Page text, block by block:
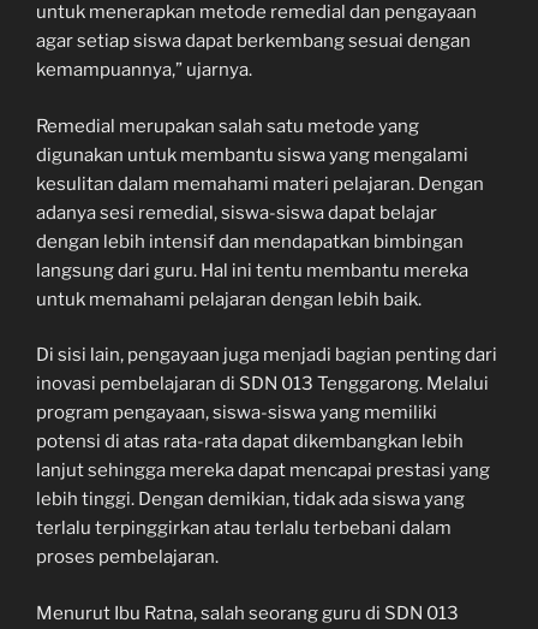
untuk menerapkan metode remedial dan pengayaan
agar setiap siswa dapat berkembang sesuai dengan
kemampuannya,” ujarnya.
Remedial merupakan salah satu metode yang
digunakan untuk membantu siswa yang mengalami
kesulitan dalam memahami materi pelajaran. Dengan
adanya sesi remedial, siswa-siswa dapat belajar
dengan lebih intensif dan mendapatkan bimbingan
langsung dari guru. Hal ini tentu membantu mereka
untuk memahami pelajaran dengan lebih baik.
Di sisi lain, pengayaan juga menjadi bagian penting dari
inovasi pembelajaran di SDN 013 Tenggarong. Melalui
program pengayaan, siswa-siswa yang memiliki
potensi di atas rata-rata dapat dikembangkan lebih
lanjut sehingga mereka dapat mencapai prestasi yang
lebih tinggi. Dengan demikian, tidak ada siswa yang
terlalu terpinggirkan atau terlalu terbebani dalam
proses pembelajaran.
Menurut Ibu Ratna, salah seorang guru di SDN 013